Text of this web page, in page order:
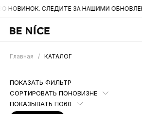
ЗА НАШИМИ ОБНОВЛЕНИЯМИ НА
Главная / КАТАЛОГ
ПОКАЗАТЬ ФИЛЬТР
СОРТИРОВАТЬ ПОНОВИЗНЕ
ПОКАЗЫВАТЬ ПО60